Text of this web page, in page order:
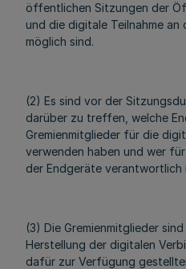
öffentlichen Sitzungen der
und die digitale Teilnahme
möglich sind.
(2) Es sind vor der
darüber zu treffen, welche
Gremienmitglieder für die
verwenden haben und wer
der Endgeräte verantwortlich
(3) Die Gremienmitglieder
Herstellung der digitalen
dafür zur Verfügung